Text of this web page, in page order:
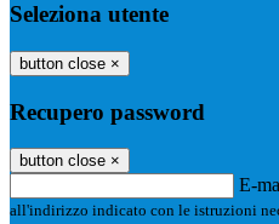
Seleziona utente
button close ×
Recupero password
button close ×
E-
all'indirizzo indicato con le istruzioni